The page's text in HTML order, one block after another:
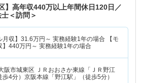
】高年収440万以上年間休日120日／
＜訪問＞
月収】 31.6万円～ 実務経験1年の場合 【モ
440万円～ 実務経験1年の場合
阪市城東区
ＪＲおおさか東線「ＪＲ野江
歩4分）京阪本線「野江駅」（徒歩5分）